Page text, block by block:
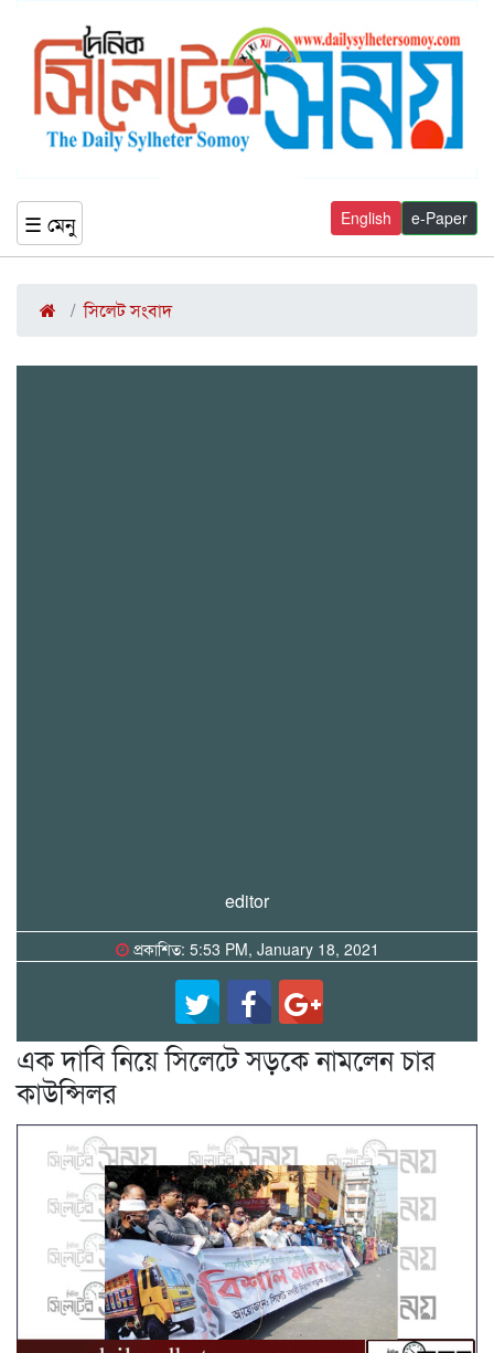
☰ মেনু e-Paper
English
সিলেট সংবাদ
editor
প্রকাশিত: 5:53 PM, January 18, 2021
এক দাবি নিয়ে সিলেটে সড়কে নামলেন চার
কাউন্সিলর